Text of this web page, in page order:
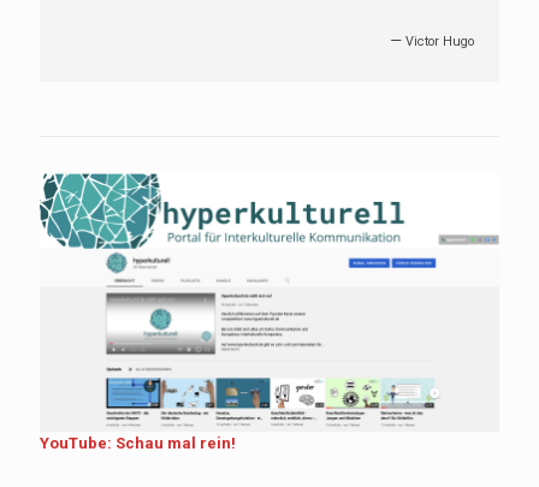
—Victor Hugo
YouTube: Schau mal rein!